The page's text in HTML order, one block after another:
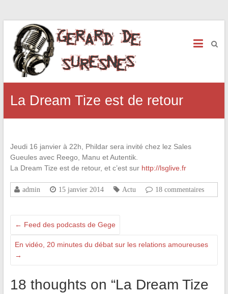
La Dream Tize est de retour
Jeudi 16 janvier à 22h, Phildar sera invité chez lez Sales
Gueules avec Reego, Manu et Autentik.
La Dream Tize est de retour, et c’est sur http://lsglive.fr
admin 15 janvier 2014 Actu 18 commentaires
← Feed des podcasts de Gege
En vidéo, 20 minutes du débat sur les relations amoureuses
→
18 thoughts on “La Dream Tize